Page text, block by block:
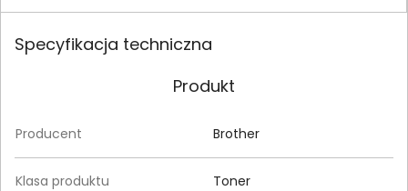
Specyfikacja techniczna
Produkt
Producent Brother
Klasa produktu Toner